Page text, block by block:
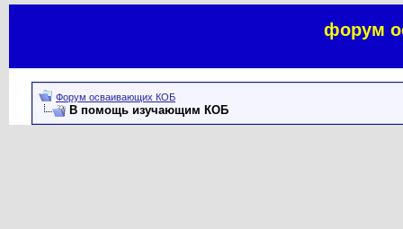
форум
Форум осваивающих КОБ
В помощь изучающим КОБ